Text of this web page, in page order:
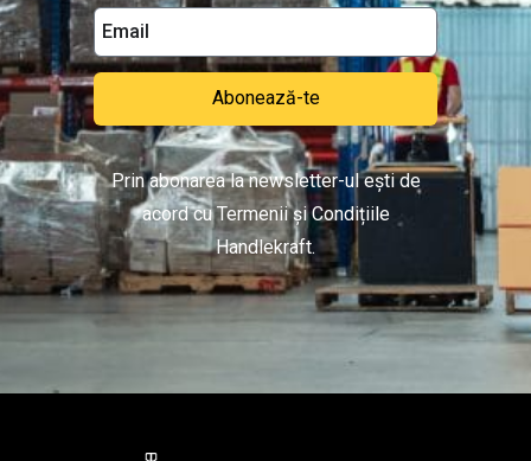
Abonează-te
Prin abonarea la newsletter-ul ești de
acord cu Termenii și Condițiile
Handlekraft.